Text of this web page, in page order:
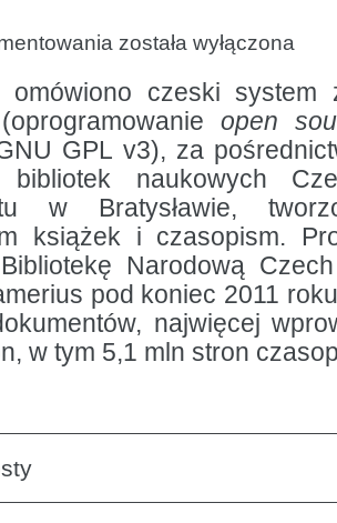
System
Kramerius
i słowackich
bibliotekach
została wyłączona
czeski system
open
GPL v3), za
naukowych
w Bratysławie,
książek i czasopism.
Narodową
pod koniec 2011
najwięcej
w tym 5,1 mln stron